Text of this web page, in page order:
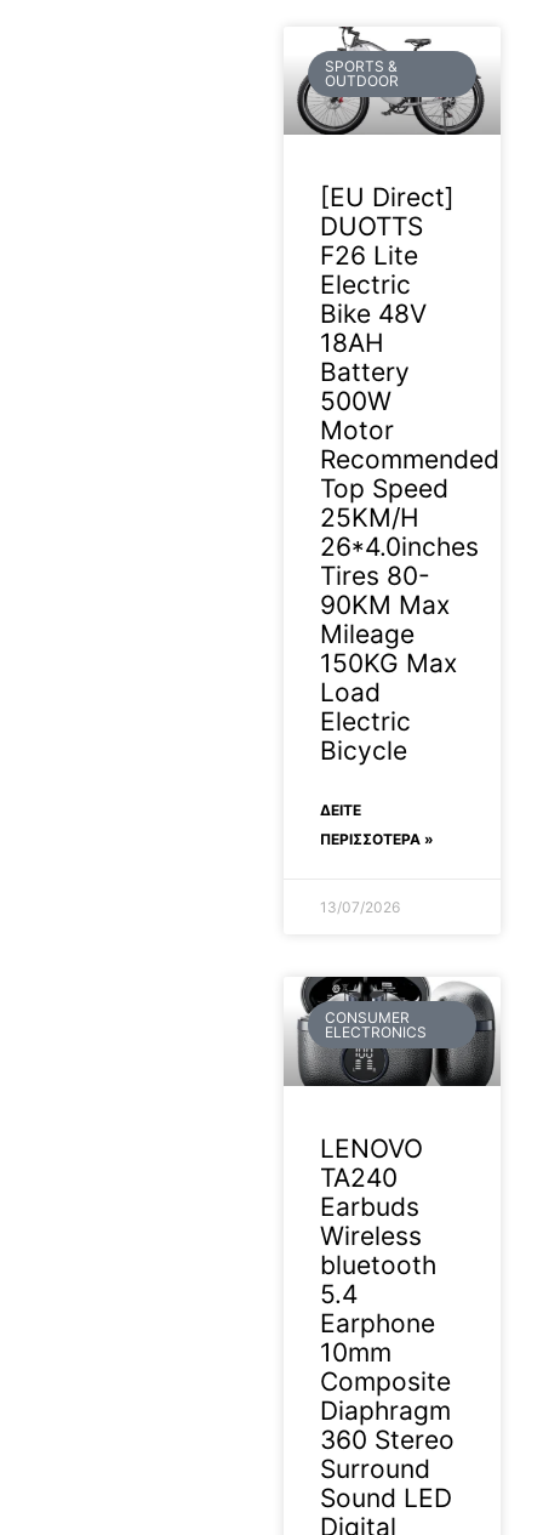
SPORTS &
OUTDOOR
[EU Direct]
DUOTTS
F26 Lite
Electric
Bike 48V
18AH
Battery
500W
Motor
Recommended
Top Speed
25KM/H
26*4.0inches
Tires 80-
90KM Max
Mileage
150KG Max
Load
Electric
Bicycle
ΔΕΊΤΕ
ΠΕΡΙΣΣΟΤΕΡΑ »
13/07/2026
CONSUMER
ELECTRONICS
LENOVO
TA240
Earbuds
Wireless
bluetooth
5.4
Earphone
10mm
Composite
Diaphragm
360 Stereo
Surround
Sound LED
Digital